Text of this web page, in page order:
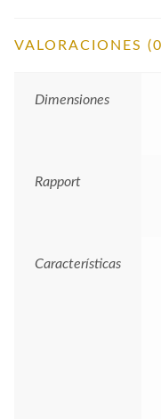
VALORACIONES
Dimensiones
Rapport
Características